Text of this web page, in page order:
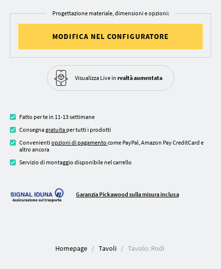
Progettazione materiale, dimensioni e opzioni:
MODIFICA NEL CONFIGURATORE
Visualizza Live in realtà aumentata
Fatto per te in 11-13 settimane
Consegnagratuita per tutti i prodotti
Convenienti opzioni di pagamento come PayPal, Amazon Pay CreditCard e
altro ancora
Servizio di montaggio disponibile nel carrello
Garanzia Pickawood sulla misura inclusa
Homepage Tavoli Tavolo: Rodi